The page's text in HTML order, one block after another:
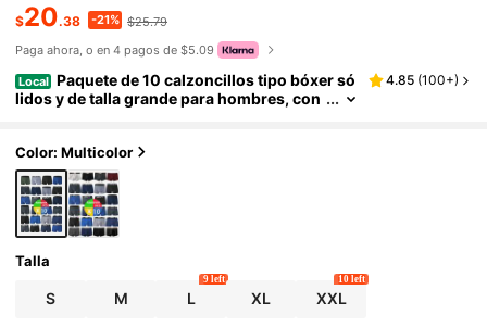
$20.38 -21% $25.79
Paga ahora, o en 4 pagos de $5.09
Local Paquete de 10 calzoncillos tipo bóxer só
lidos y de talla grande para hombres, con
4.85 (100+)
Color: Multicolor
Talla
S M L
9 left
XL XXL
10 left